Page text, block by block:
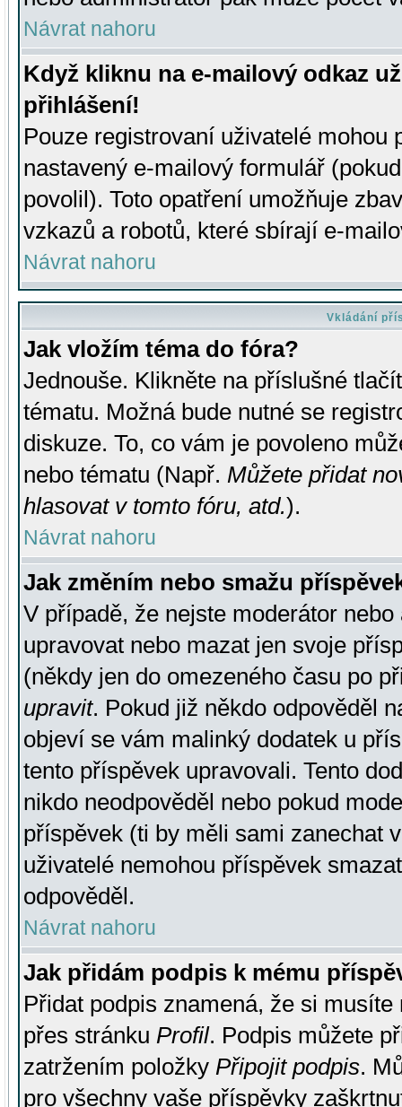
Návrat nahoru
Když kliknu na e-mailový odkaz
přihlášení!
Pouze registrovaní uživatelé mohou
nastavený e-mailový formulář
povolil). Toto opatření umožňuje
vzkazů a robotů, které sbírají e-
Návrat nahoru
Vkládání
Jak vložím téma do fóra?
Jednouše. Klikněte na příslušné
tématu. Možná bude nutné se
diskuze. To, co vám je povoleno
nebo tématu (Např. Můžete přidat
hlasovat v tomto fóru, atd.).
Návrat nahoru
Jak změním nebo smažu
V případě, že nejste moderátor
upravovat nebo mazat jen svoje
(někdy jen do omezeného času po
upravit. Pokud již někdo odpověděl
objeví se vám malinký dodatek u
tento příspěvek upravovali. Tento
nikdo neodpověděl nebo pokud
příspěvek (ti by měli sami zanechat
uživatelé nemohou příspěvek
odpověděl.
Návrat nahoru
Jak přidám podpis k mému
Přidat podpis znamená, že si
přes stránku Profil. Podpis můžete
zatržením položky Připojit podpis.
pro všechny vaše příspěvky